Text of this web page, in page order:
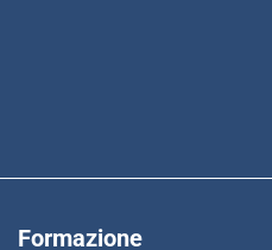
Formazione